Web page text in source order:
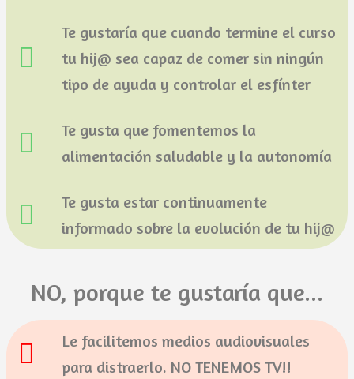
Te gustaría que cuando termine el curso
tu hij@ sea capaz de comer sin ningún
tipo de ayuda y controlar el esfínter
Te gusta que fomentemos la
alimentación saludable y la autonomía
Te gusta estar continuamente
informado sobre la evolución de tu hij@
NO, porque te gustaría que...
Le facilitemos medios audiovisuales
para distraerlo. NO TENEMOS TV!!